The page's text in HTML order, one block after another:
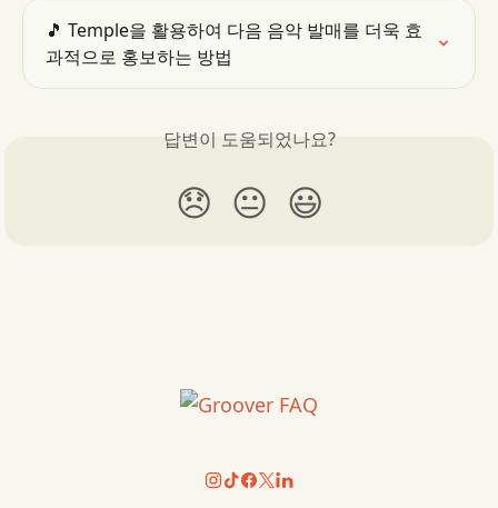
🎵 Temple을 활용하여 다음 음악 발매를 더욱 효
과적으로 홍보하는 방법
답변이 도움되었나요?
😞 😐 😃